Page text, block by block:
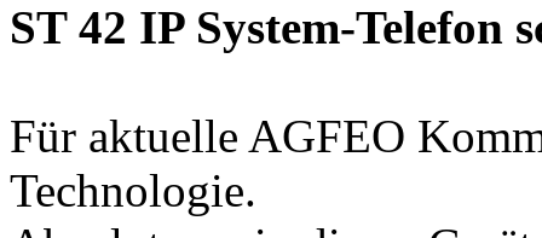
ST 42 IP System-Telefon
Für aktuelle AGFEO
Technologie.